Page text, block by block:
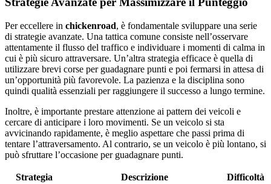
Per eccellere in chickenroad, è fondamentale sviluppare una serie
di strategie avanzate. Una tattica comune consiste nell’osservare
attentamente il flusso del traffico e individuare i momenti di calma in
cui è più sicuro attraversare. Un’altra strategia efficace è quella di
utilizzare brevi corse per guadagnare punti e poi fermarsi in attesa di
un’opportunità più favorevole. La pazienza e la disciplina sono
quindi qualità essenziali per raggiungere il successo a lungo termine.
Inoltre, è importante prestare attenzione ai pattern dei veicoli e
cercare di anticipare i loro movimenti. Se un veicolo si sta
avvicinando rapidamente, è meglio aspettare che passi prima di
tentare l’attraversamento. Al contrario, se un veicolo è più lontano, si
può sfruttare l’occasione per guadagnare punti.
Strategia Descrizione
Difficoltà